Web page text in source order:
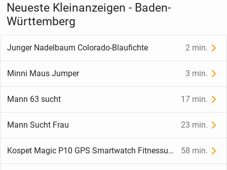
Neueste Kleinanzeigen - Baden-
Württemberg
Junger Nadelbaum Colorado-Blaufichte 2 min.
Minni Maus Jumper 3 min.
Mann 63 sucht 17 min.
Mann Sucht Frau 23 min.
Kospet Magic P10 GPS Smartwatch Fitnessuhr Silber / Schwarz – Top Zustand! 58 min.